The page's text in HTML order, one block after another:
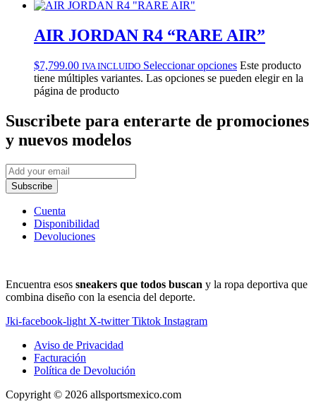
AIR JORDAN R4 “RARE AIR”
$7,799.00 IVA INCLUIDO Seleccionar opciones Este producto
tiene múltiples variantes. Las opciones se pueden elegir en la
página de producto
Suscribete para enterarte de promociones
y nuevos modelos
Subscribe
Cuenta
Disponibilidad
Devoluciones
Encuentra esos sneakers que todos buscan y la ropa deportiva que
combina diseño con la esencia del deporte.
Jki-facebook-light X-twitter Tiktok Instagram
Aviso de Privacidad
Facturación
Política de Devolución
Copyright © 2026 allsportsmexico.com